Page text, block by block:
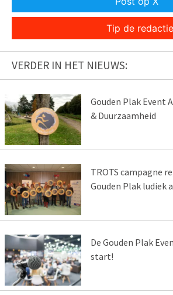
Tip de redactie
VERDER IN HET NIEUWS:
Gouden Plak Event
& Duurzaamheid
TROTS campagne
Gouden Plak ludiek
De Gouden Plak
start!